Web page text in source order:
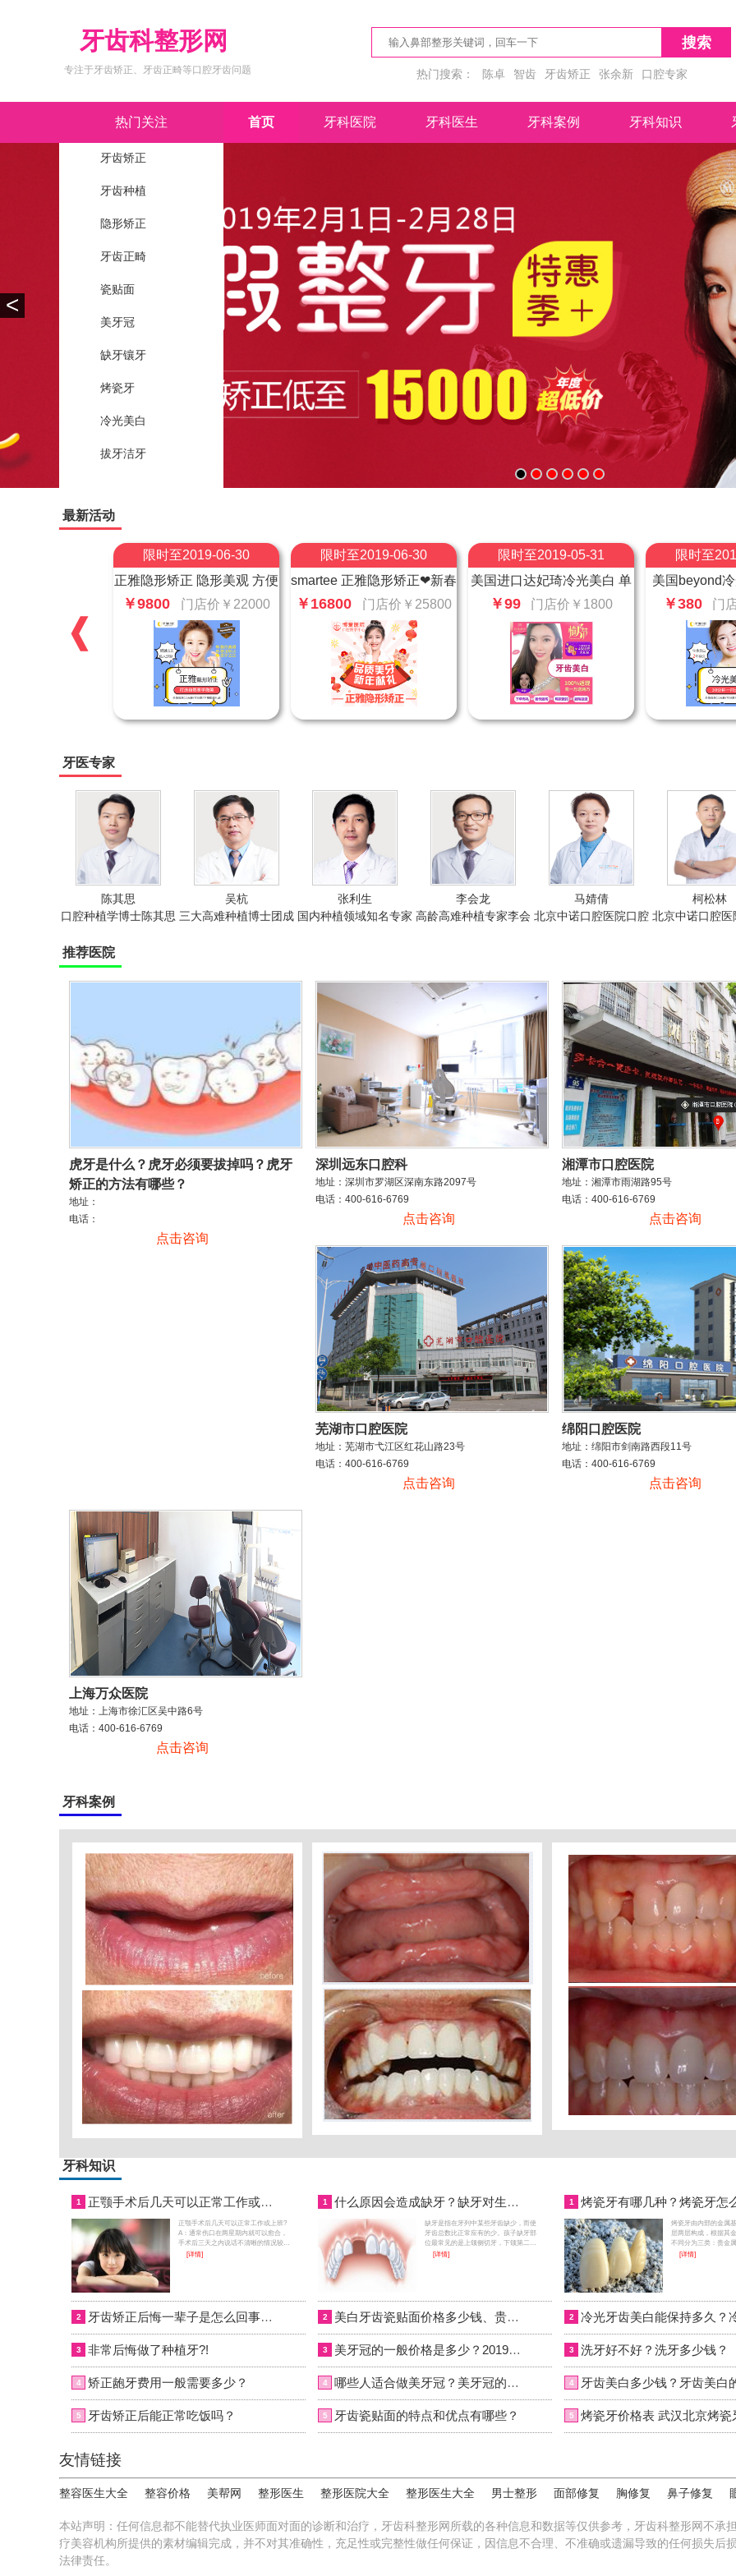
牙齿科整形网
专注于牙齿矫正、牙齿正畸等口腔牙齿问题
搜索
热门搜索： 陈卓 智齿 牙齿矫正 张余新 口腔专家
热门关注 首页 牙科医院 牙科医生 牙科案例 牙科知识
<
牙齿矫正
牙齿种植
隐形矫正
牙齿正畸
瓷贴面
美牙冠
缺牙镶牙
烤瓷牙
冷光美白
拔牙洁牙
最新活动
限时至2019-06-30
smartee 正雅隐形矫正❤新春
￥16800 门店价￥25800
限时至2019-05-31
美国进口达妃琦冷光美白 单
￥99 门店价￥1800
限时至2019-05-15
美国beyond冷光美白 30分
￥380 门店价￥1800
限时至
进口树脂补牙
￥158 门
牙医专家
陈其思
口腔种植学博士陈其思
吴杭
三大高难种植博士团成
张利生
国内种植领域知名专家
李会龙
高龄高难种植专家李会
马婧倩
北京中诺口腔医院口腔
柯松林
北京中诺口腔医
推荐医院
虎牙是什么？虎牙必须要拔掉吗？虎牙
矫正的方法有哪些？
地址：
电话：
点击咨询
深圳远东口腔科
地址：深圳市罗湖区深南东路2097号
电话：400-616-6769
点击咨询
湘潭市口腔医院
地址：湘潭市雨湖路95号
电话：400-616-6769
点击咨询
芜湖市口腔医院
地址：芜湖市弋江区红花山路23号
电话：400-616-6769
点击咨询
绵阳口腔医院
地址：绵阳市剑南路西段11号
电话：400-616-6769
点击咨询
上海万众医院
地址：上海市徐汇区吴中路6号
电话：400-616-6769
点击咨询
牙科案例
牙科知识
1 正颚手术后几天可以正常工作或上班?正颚手术后一定要接受牙齿矫正吗?
正颚手术后几天可以正常工作或上班?
A：通常伤口在两星期内就可以愈合，
手术后三天之内说话不清晰的情况较为
严重，但通常术后一周之后您就可以如
做矫正治疗把才能将牙齿咬合调至最理
想位置。全国预约电话：400-616-
6769，微信：wuyoubianmei。
[详情]
2 牙齿矫正后悔一辈子是怎么回事，牙齿矫正为什么要后悔?
3 非常后悔做了种植牙?!
4 矫正龅牙费用一般需要多少？
5 牙齿矫正后能正常吃饭吗？
1 什么原因会造成缺牙？缺牙对生活会产生什么样的影响？
缺牙是指在牙列中某些牙齿缺少，而使
牙齿总数比正常应有的少。孩子缺牙部
位最常见的是上颌侧切牙，下颌第二双
尖牙和第三磨牙。这些牙为什么容易出
[详情]
2 美白牙齿瓷贴面价格多少钱、贵不贵？
3 美牙冠的一般价格是多少？2019年最新美牙冠价格表参考
4 哪些人适合做美牙冠？美牙冠的优点有哪些？
5 牙齿瓷贴面的特点和优点有哪些？
1
烤瓷牙由内部的金属
层两层构成，根据其
不同分为三类：贵金
金合金烤瓷冠为代表
[详情]
2
3 洗牙好不好？洗牙多少钱？
4
5
友情链接
整容医生大全 整容价格 美帮网 整形医生 整形医院大全 整形医生大全 男士整形 面部修复 胸修复 鼻子修复
本站声明：任何信息都不能替代执业医师面对面的诊断和治疗，牙齿科整形网所载的各种信息和数据等仅供参考，牙齿科整形网不承
疗美容机构所提供的素材编辑完成，并不对其准确性，充足性或完整性做任何保证，因信息不合理、不准确或遗漏导致的任何损失后
法律责任。